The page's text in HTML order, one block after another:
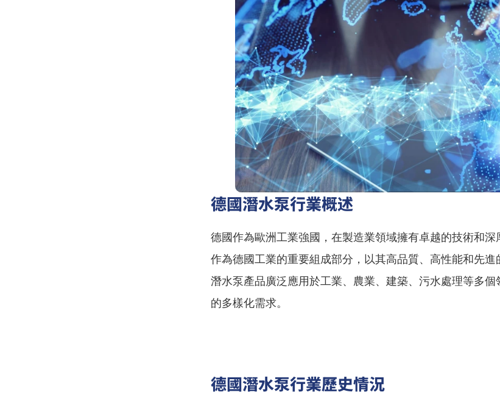
德國潛水泵行業概述
德國作為歐洲工業強國，在製造業領域擁有卓越的技術和深
作為德國工業的重要組成部分，以其高品質、高性能和先進
潛水泵產品廣泛應用於工業、農業、建築、污水處理等多個
的多樣化需求。
德國潛水泵行業歷史情況